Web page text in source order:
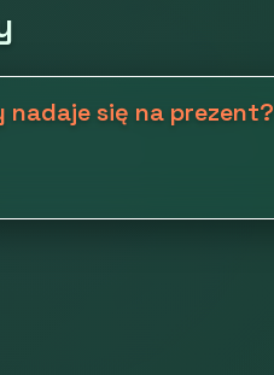
nadaje się na prezent?